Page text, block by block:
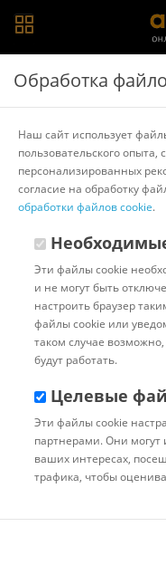
Главная > Каталог товаров
(гикори кингстон)
Другие товары Евва
Обработка
Наш сайт использует
пользовательского опыта,
персонализированных
согласие на обработку
обработки файлов cookie.
Эти файлы cookie
и не могут быть
настроить браузер
файлы cookie или
таком случае
будут работать.
Целевые
Эти файлы cookie
партнерами. Они могут
ваших интересах,
трафика, чтобы